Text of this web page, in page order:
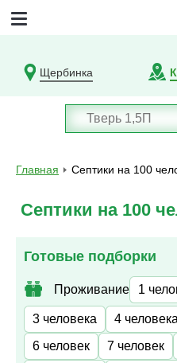
Щербинка
Главная Септики на 100
Септики на 100
Готовые подборки
Проживание 1
3 человека 4 человека
6 человек
7 человек